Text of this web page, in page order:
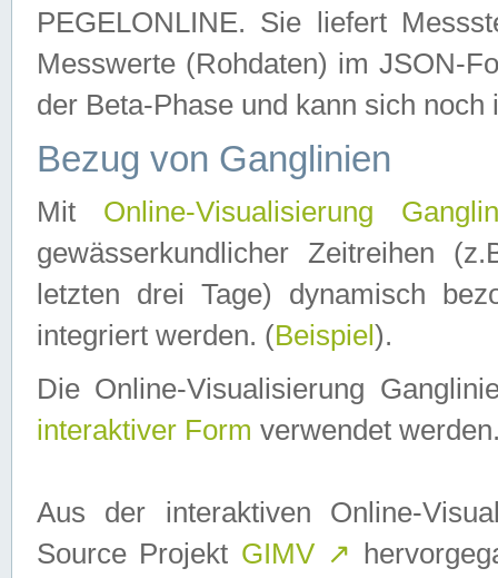
PEGELONLINE. Sie liefert
Messwerte (Rohdaten) im JSON-
der Beta-Phase und kann sich noch
Bezug von Ganglinien
Mit Online-Visualisierung
gewässerkundlicher Zeitreihen
letzten drei Tage) dynamisch
integriert werden. (Beispiel ).
Die Online-Visualisierung
interaktiver Form verwendet
Aus der interaktiven Online-
Source Projekt GIMV ↗